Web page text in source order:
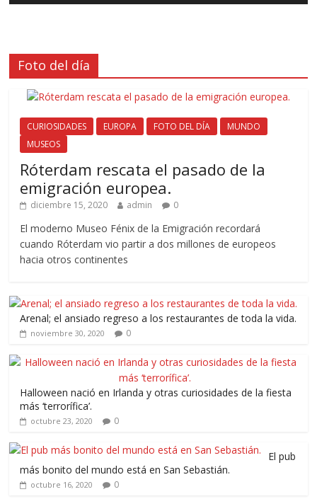
Foto del día
CURIOSIDADES EUROPA FOTO DEL DÍA
MUNDO
MUSEOS
Róterdam rescata el pasado de la
emigración europea.
diciembre 15, 2020 admin 0
El moderno Museo Fénix de la Emigración recordará
cuando Róterdam vio partir a dos millones de europeos
hacia otros continentes
Arenal; el ansiado regreso a los restaurantes de toda la vida.
noviembre 30, 2020 0
Halloween nació en Irlanda y otras curiosidades de la fiesta
más ‘terrorífica’.
octubre 23, 2020 0
El pub
más bonito del mundo está en San Sebastián.
octubre 16, 2020 0